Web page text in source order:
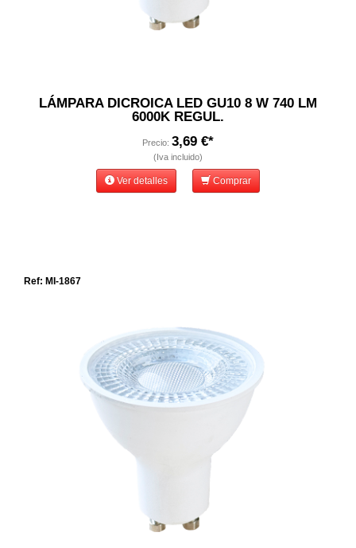
LÁMPARA DICROICA LED GU10 8 W 740 LM
6000K REGUL.
Precio: 3,69 €*
(Iva incluido)
Ver detalles Comprar
Ref: MI-1867